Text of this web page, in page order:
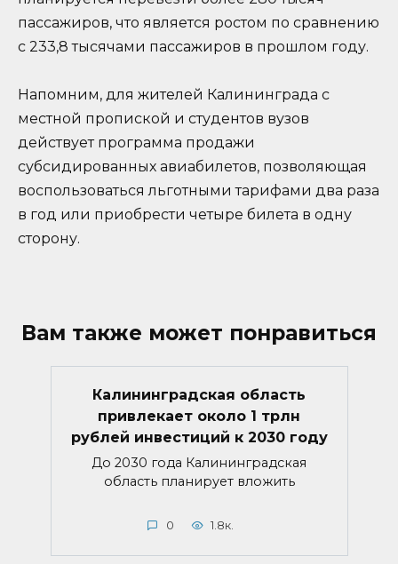
пассажиров, что является ростом по сравнению
с 233,8 тысячами пассажиров в прошлом году.
Напомним, для жителей Калининграда с
местной пропиской и студентов вузов
действует программа продажи
субсидированных авиабилетов, позволяющая
воспользоваться льготными тарифами два раза
в год или приобрести четыре билета в одну
сторону.
Вам также может понравиться
Калининградская область
привлекает около 1 трлн
рублей инвестиций к 2030 году
До 2030 года Калининградская
область планирует вложить
0 1.8к.